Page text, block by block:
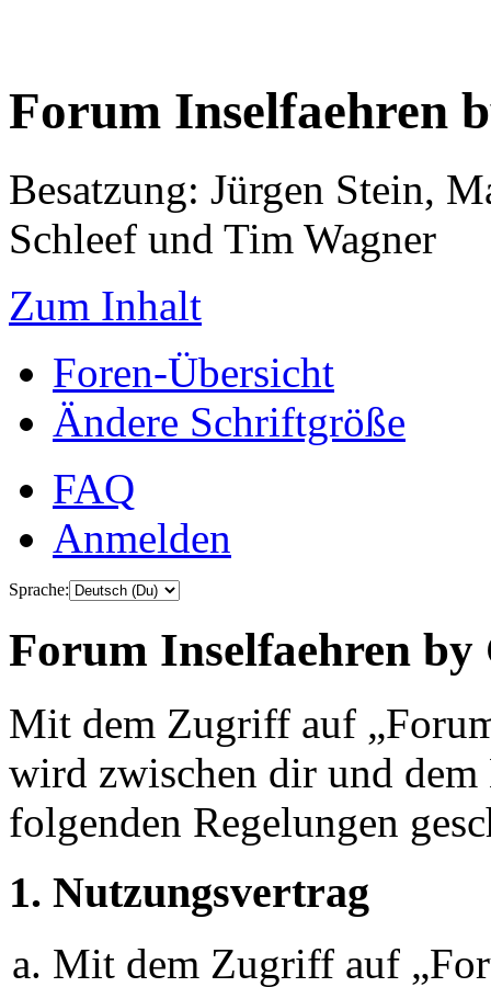
Forum Inselfaehren
Besatzung: Jürgen Stein,
Schleef und Tim Wagner
Zum Inhalt
Foren-Übersicht
Ändere Schriftgröße
FAQ
Anmelden
Sprache:
Forum Inselfaehren
Mit dem Zugriff auf
wird zwischen dir und
folgenden Regelungen
1. Nutzungsvertrag
Mit dem Zugriff auf